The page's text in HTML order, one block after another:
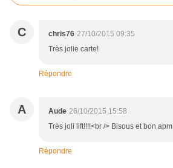
C chris76 27/10/2015 09:35
Très jolie carte!
Répondre
A Aude 26/10/2015 15:58
Très joli lift!!!!<br /> Bisous et bon apm
Répondre